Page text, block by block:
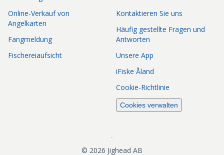
Online-Verkauf von
Angelkarten
Fangmeldung
Fischereiaufsicht
Kontaktieren Sie uns
Häufig gestellte Fragen und
Antworten
Unsere App
iFiske Åland
Cookie-Richtlinie
Cookies verwalten
© 2026 Jighead AB